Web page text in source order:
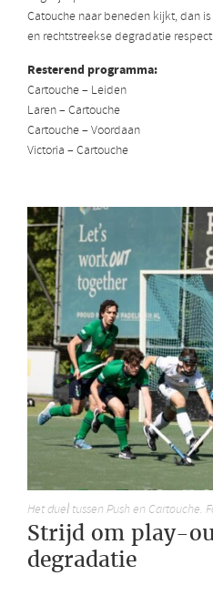
Catouche naar beneden kijkt, dan
en rechtstreekse degradatie
Resterend programma:
Cartouche – Leiden
Laren – Cartouche
Cartouche – Voordaan
Victoria – Cartouche
Het duel tussen Push en Cartouche.
Strijd om play-
degradatie